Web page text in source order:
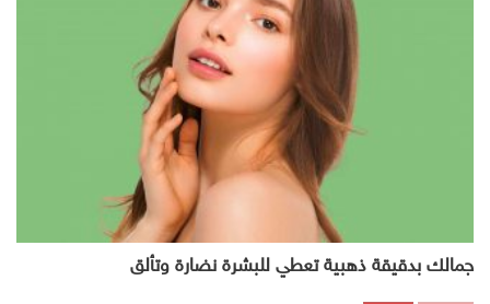
جمالك بدقيقة ذهبية تعطي للبشرة نضارة وتألق